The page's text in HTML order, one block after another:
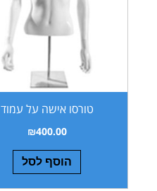
טורסו אישה על עמוד
₪400.00
הוסף לסל